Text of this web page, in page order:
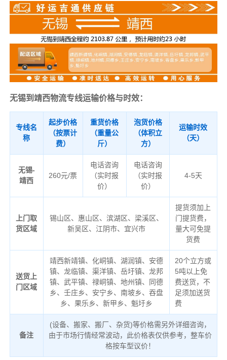
无锡到靖西物流专线运输价格与时效：
专线名
称
起步价格
（按票计
费）
重货价格
（重量公
斤）
泡货价格
（体积立
方）
运输时效
（天）
无锡-
靖西
260元/票
电话咨询
（实时报
价）
电话咨询
（实时报
价）
4-5天
上门取
货区域
锡山区、惠山区、滨湖区、梁溪区、
新吴区、江阴市、宜兴市
提货须加上
门提货费，
量大可免提
货费
送货上
门区域
靖西新靖镇、化峒镇、湖润镇、安德
镇、龙临镇、渠洋镇、岳圩镇、龙邦
镇、武平镇、禄峒镇、地州镇、同德
乡、壬庄乡、安宁乡、南坡乡、吞盘
乡、果乐乡、新甲乡、魁圩乡
20个立方或
5吨以上免
费送货，不
足须加送货
费
备注
(设备、搬家、搬厂、杂货)等价格需另外详细咨询，
由于市场行情经常波动，此价格表仅供参考，整车价
格按车型议价！